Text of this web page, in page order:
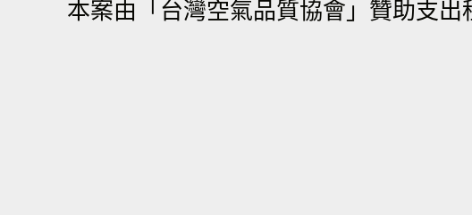
本案由「台灣空氣品質協會」贊助支出